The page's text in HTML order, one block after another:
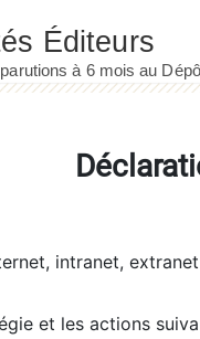
intranet,
et les actions